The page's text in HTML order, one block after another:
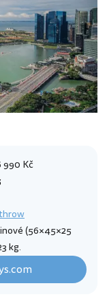
990 Kč
(56×45×25
kg.